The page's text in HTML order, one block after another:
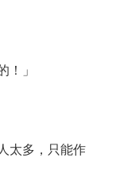
」
太多，只能作